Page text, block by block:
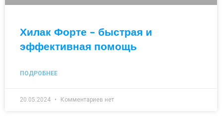
Хилак Форте – быстрая и
эффективная помощь
ПОДРОБНЕЕ
20.05.2024 Комментариев нет